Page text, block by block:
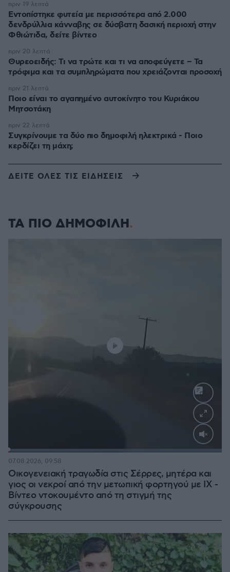
Εντοπίστηκε φυτεία με περισσότερα από 2.000
δενδρύλλια κάνναβης σε δύσβατη δασική περιοχή στην
Φθιώτιδα, δείτε βίντεο
πριν 19 λεπτά
Θυρεοειδής: Τι να τρώτε και τι να αποφεύγετε – Τα
τρόφιμα και τα συμπληρώματα που χρειάζονται προσοχή
πριν 20 λεπτά
Ποιο είναι το αγαπημένο αυτοκίνητο του Κυριάκου
Μητσοτάκη
πριν 21 λεπτά
Συγκρίνουμε τα δύο πιο δημοφιλή ηλεκτρικά - Ποιο
κερδίζει τη μάχη;
πριν 22 λεπτά
ΔΕΙΤΕ ΟΛΕΣ ΤΙΣ ΕΙΔΗΣΕΙΣ
ΤΑ ΠΙΟ ΔΗΜΟΦΙΛΗ
Loaded:
Οικογενειακή τραγωδία στις Σέρρες, μητέρα και
γιος οι νεκροί από την μετωπική φορτηγού με ΙΧ -
Βίντεο ντοκουμέντο από τη στιγμή της
σύγκρουσης
07.08.2026, 09:58